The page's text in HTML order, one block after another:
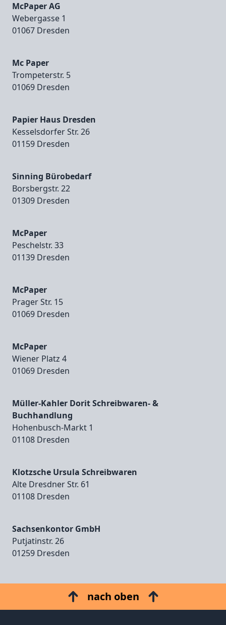
McPaper AG
Webergasse 1
01067 Dresden
Mc Paper
Trompeterstr. 5
01069 Dresden
Papier Haus Dresden
Kesselsdorfer Str. 26
01159 Dresden
Sinning Bürobedarf
Borsbergstr. 22
01309 Dresden
McPaper
Peschelstr. 33
01139 Dresden
McPaper
Prager Str. 15
01069 Dresden
McPaper
Wiener Platz 4
01069 Dresden
Müller-Kahler Dorit Schreibwaren- &
Buchhandlung
Hohenbusch‑Markt 1
01108 Dresden
Klotzsche Ursula Schreibwaren
Alte Dresdner Str. 61
01108 Dresden
Sachsenkontor GmbH
Putjatinstr. 26
01259 Dresden
nach oben